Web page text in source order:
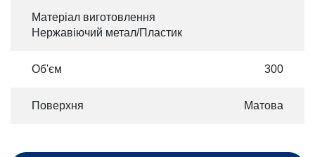
Матеріал виготовлення
Нержавіючий метал/Пластик
Об'єм 300
Поверхня Матова